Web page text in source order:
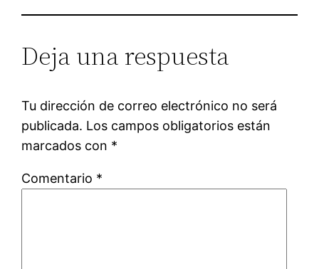
Deja una respuesta
Tu dirección de correo electrónico no será
publicada. Los campos obligatorios están
marcados con *
Comentario *